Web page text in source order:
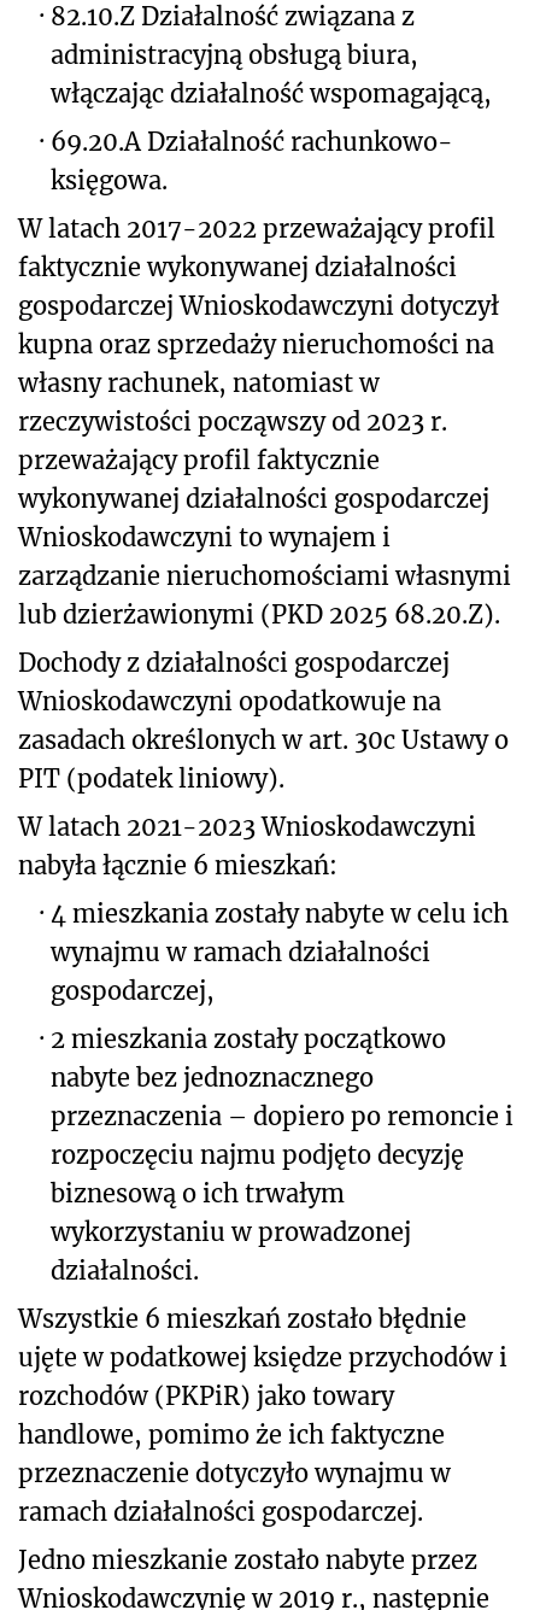
· 82.10.Z Działalność związana z
administracyjną obsługą biura,
włączając działalność wspomagającą,
· 69.20.A Działalność rachunkowo-
księgowa.
W latach 2017-2022 przeważający profil
faktycznie wykonywanej działalności
gospodarczej Wnioskodawczyni dotyczył
kupna oraz sprzedaży nieruchomości na
własny rachunek, natomiast w
rzeczywistości począwszy od 2023 r.
przeważający profil faktycznie
wykonywanej działalności gospodarczej
Wnioskodawczyni to wynajem i
zarządzanie nieruchomościami własnymi
lub dzierżawionymi (PKD 2025 68.20.Z).
Dochody z działalności gospodarczej
Wnioskodawczyni opodatkowuje na
zasadach określonych w art. 30c Ustawy o
PIT (podatek liniowy).
W latach 2021-2023 Wnioskodawczyni
nabyła łącznie 6 mieszkań:
· 4 mieszkania zostały nabyte w celu ich
wynajmu w ramach działalności
gospodarczej,
· 2 mieszkania zostały początkowo
nabyte bez jednoznacznego
przeznaczenia – dopiero po remoncie i
rozpoczęciu najmu podjęto decyzję
biznesową o ich trwałym
wykorzystaniu w prowadzonej
działalności.
Wszystkie 6 mieszkań zostało błędnie
ujęte w podatkowej księdze przychodów i
rozchodów (PKPiR) jako towary
handlowe, pomimo że ich faktyczne
przeznaczenie dotyczyło wynajmu w
ramach działalności gospodarczej.
Jedno mieszkanie zostało nabyte przez
Wnioskodawczynię w 2019 r., następnie